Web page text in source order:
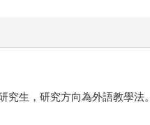
究生，研究方向為外語教學法